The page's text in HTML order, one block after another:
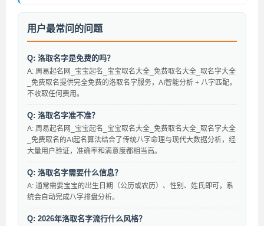
用户最常问的问题
Q: 洛取名字是免费的吗？
A: 周易起名网_宝宝起名_宝宝取名大全_免费取名大全_取名字大全
_免费取名提供完全免费的洛取名字服务，AI智能分析 + 八字匹配，
不收取任何费用。
Q: 洛取名字准不准？
A: 周易起名网_宝宝起名_宝宝取名大全_免费取名大全_取名字大全
_免费取名的AI起名算法结合了传统八字命理与现代大数据分析，经
大量用户验证，准确率和满意度都相当高。
Q: 洛取名字需要什么信息？
A: 通常需要宝宝的出生日期（公历或农历）、性别、姓氏即可，系
统会自动完成八字排盘分析。
Q: 2026年洛取名字流行什么风格？